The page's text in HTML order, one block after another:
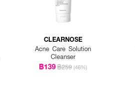
CLEARNOSE
Acne Care Solution
Cleanser
฿139฿259 (46%)